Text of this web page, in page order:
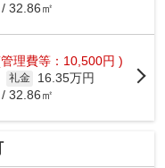
32.86㎡
理費等：10,500円 )
礼金
16.35万円
32.86㎡